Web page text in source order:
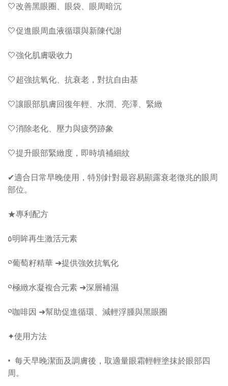
🤍改善黑眼圈、眼袋、眼周暗沉
🤍促進眼周血液循環與新陳代謝
🤍強化肌膚吸收力
🤍超強抗氧化、抗衰老，對抗自由基
🤍讓眼部肌膚回復年輕、水潤、亮澤、緊緻
🤍消除老化、壓力與疲勞跡象
🤍提升眼部緊緻度，即時填補細紋
✔︎適合日常早晚使用，特別針對最容易顯露衰老徵兆的眼周
部位。
★專利配方
٥明眸再生激活元素
༠葡萄籽精華 ➜提供強效抗氧化
༠極緻水凝複合元素 ➜深層補濕
༠咖啡因 ➜幫助促進循環、減輕浮腫與黑眼圈
✦使用方法
• 每天早晚潔面及調膚後，取適量眼霜輕輕塗抹於眼部四
周。